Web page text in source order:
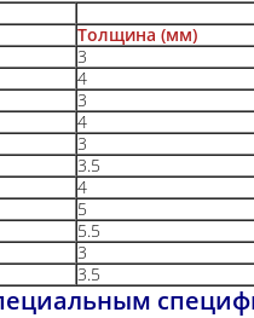
Толщина (мм)
3
4
3
4
3
3.5
4
5
5.5
3
3.5